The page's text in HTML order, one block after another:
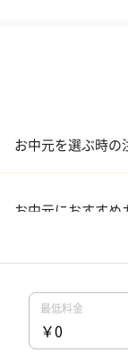
お中元を選ぶ時の
お中元におすすめ
01 スイーツ
02 アルコール